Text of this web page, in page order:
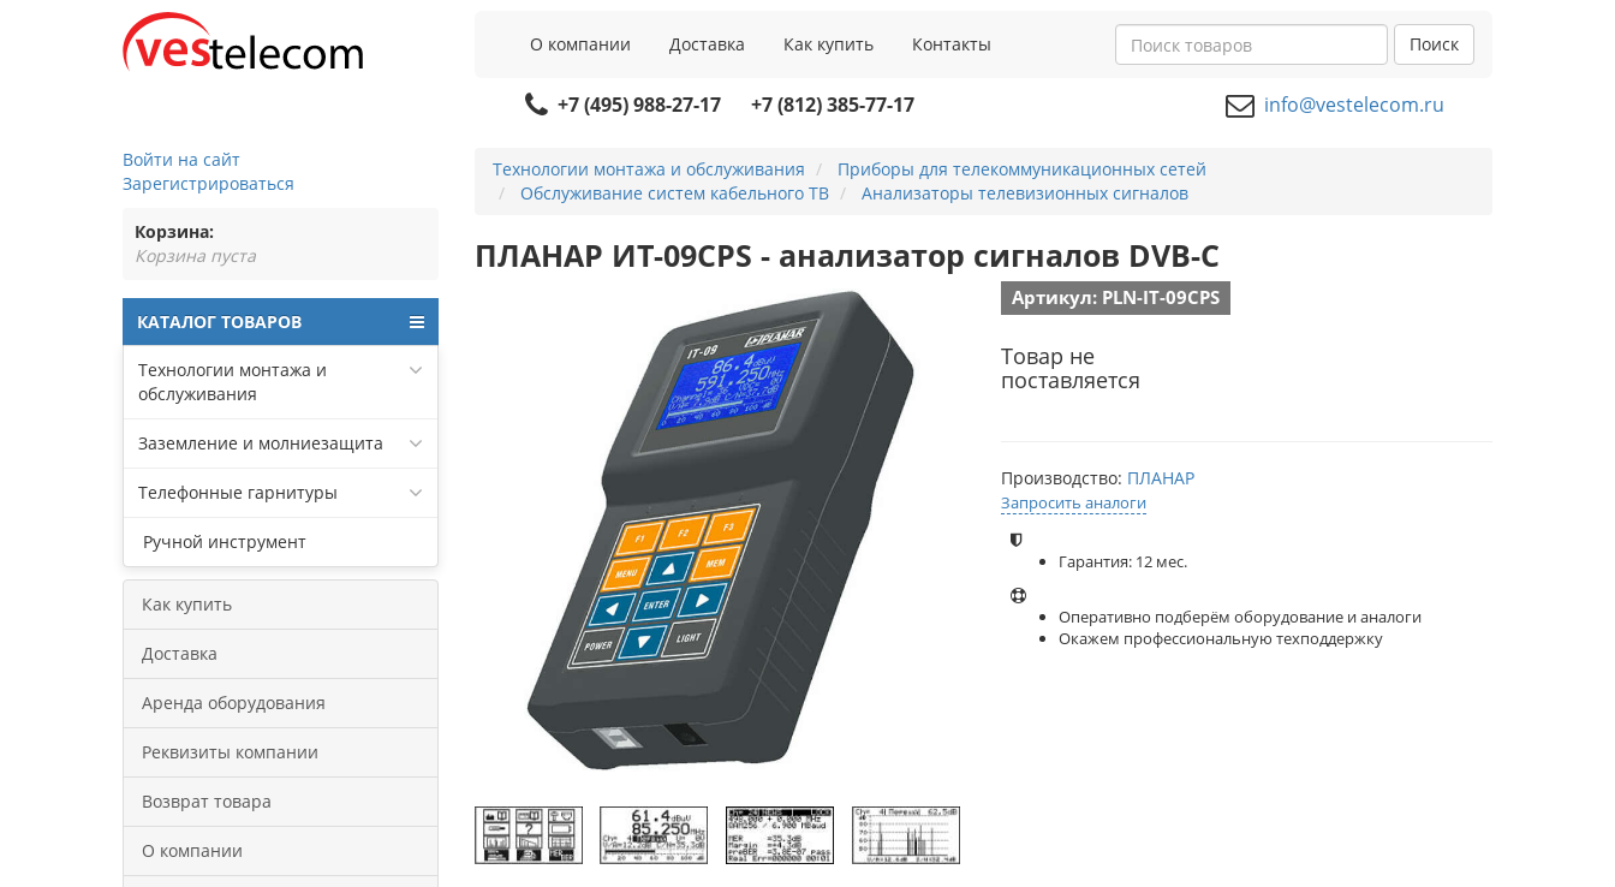
О компании Доставка Как купить Контакты Поиск
+7 (495) 988-27-17 +7 (812) 385-77-17 info@vestelecom.ru
Войти на сайт
Зарегистрироваться
Корзина:
Корзина пуста
КАТАЛОГ ТОВАРОВ
Технологии монтажа и
обслуживания
Заземление и молниезащита
Телефонные гарнитуры
Ручной инструмент
Как купить
Доставка
Аренда оборудования
Реквизиты компании
Возврат товара
О компании
Технологии монтажа и обслуживания
Приборы для телекоммуникационных сетей
Обслуживание систем кабельного ТВ
Анализаторы телевизионных сигналов
ПЛАНАР ИТ-09СPS - анализатор сигналов DVB-C
Артикул: PLN-IT-09CPS
Товар не
поставляется
Производство: ПЛАНАР
Запросить аналоги
Гарантия: 12 мес.
Оперативно подберём оборудование и аналоги
Окажем профессиональную техподдержку